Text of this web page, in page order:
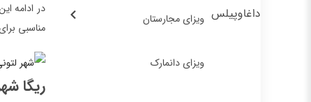
ویزای مجارستان
ویزای دانمارک
داغاوپیلس
در ادامه
مناسبی
ریگا